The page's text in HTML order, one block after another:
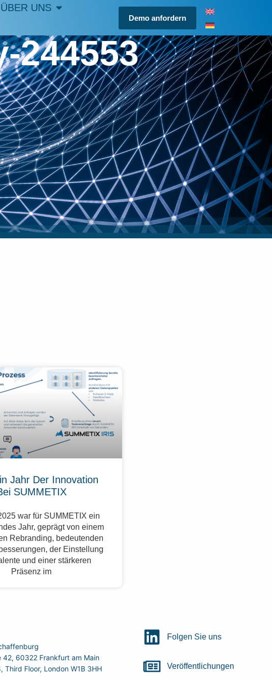
ÜBER UNS
Demo anfordern
244553
Jahr Der Innovation
SUMMETIX
war für SUMMETIX ein
Jahr, geprägt von einem
Rebranding, bedeutenden
der Einstellung
und einer stärkeren
Präsenz im
42, 60322 Frankfurt am Main
Floor, London W1B 3HH
Folgen Sie uns
Veröffentlichungen